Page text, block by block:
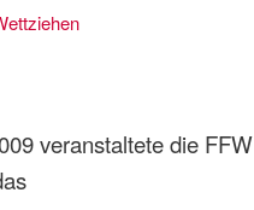
veranstaltete die FFW